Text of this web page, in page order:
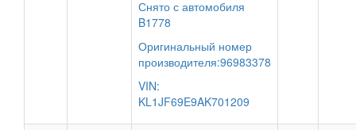
Снято с автомобиля
B1778
Оригинальный номер
производителя:96983378
VIN:
KL1JF69E9AK701209